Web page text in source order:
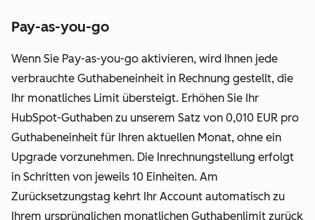
Pay-as-you-go
Wenn Sie Pay-as-you-go aktivieren, wird Ihnen jede
verbrauchte Guthabeneinheit in Rechnung gestellt, die
Ihr monatliches Limit übersteigt. Erhöhen Sie Ihr
HubSpot-Guthaben zu unserem Satz von 0,010 EUR pro
Guthabeneinheit für Ihren aktuellen Monat, ohne ein
Upgrade vorzunehmen. Die Inrechnungstellung erfolgt
in Schritten von jeweils 10 Einheiten. Am
Zurücksetzungstag kehrt Ihr Account automatisch zu
Ihrem ursprünglichen monatlichen Guthabenlimit zurück